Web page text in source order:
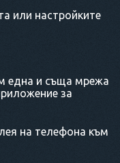
или настройките
една и съща мрежа
за
на телефона към